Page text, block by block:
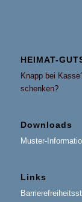
HEIMAT-
Knapp bei
schenken?
Downloads
Muster-
Links